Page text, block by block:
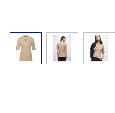
Bildergalerie überspringen